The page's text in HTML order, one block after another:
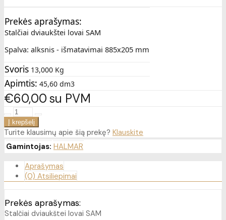
Prekės aprašymas:
Stalčiai dviaukštei lovai SAM
Spalva: alksnis - išmatavimai 885x205 mm
Svoris 13,000 Kg
Apimtis: 45,60 dm3
€6000su PVM
Turite klausimų apie šią prekę? Klauskite
Gamintojas: HALMAR
Aprašymas
(0) Atsiliepimai
Prekės aprašymas:
Stalčiai dviaukštei lovai SAM